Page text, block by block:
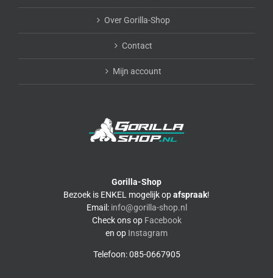
Over Gorilla-Shop
Contact
Mijn account
Gorilla-Shop
Bezoek is ENKEL mogelijk opafspraak!
Email: info@gorilla-shop.nl
Check ons op Facebook
en op Instagram
Telefoon: 085-0667905